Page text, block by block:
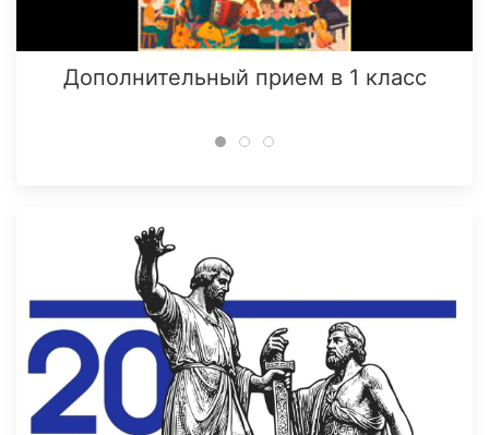
Дополнительный прием в 1 класс